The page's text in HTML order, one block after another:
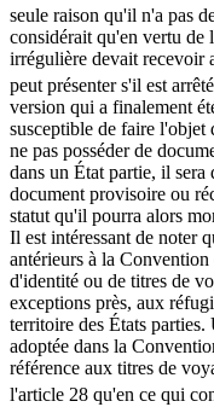
seule raison qu'il n'a pas
considérait qu'en vertu de
irrégulière devait recevoir
peut présenter s'il est
version qui a finalement
susceptible de faire l'objet
ne pas posséder de
dans un État partie, il sera
document provisoire ou
statut qu'il pourra alors
Il est intéressant de noter
antérieurs à la
d'identité ou de titres de
exceptions près, aux
territoire des États
adoptée dans la
référence aux titres de
l'article 28 qu'en ce qui